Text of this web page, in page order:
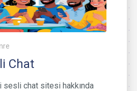
Chat
sesli chat sitesi hakkında